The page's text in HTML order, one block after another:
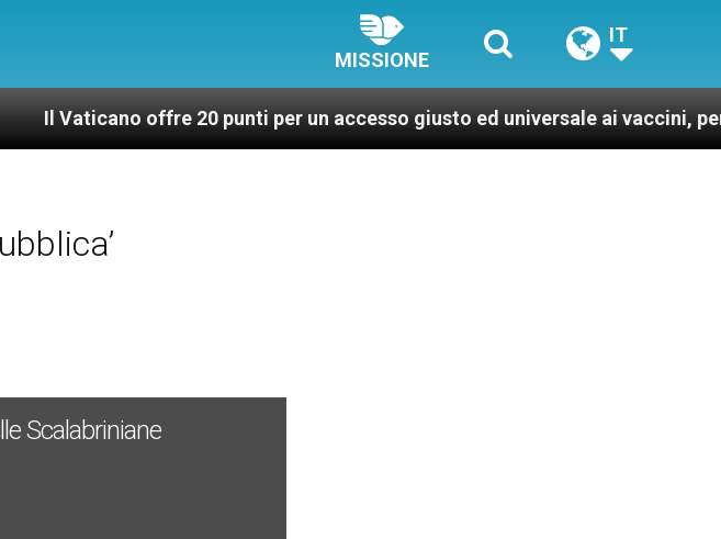
MISSIONE
IT
offre 20 punti per un accesso giusto ed universale ai vaccini, per un mondo
Scalabriniane